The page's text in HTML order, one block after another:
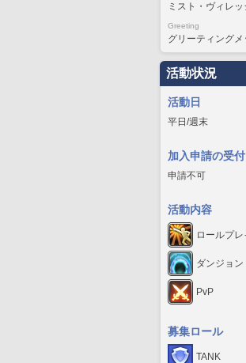
ミスト・ヴィレ
Greeting
グリーティングメ
活動状況
活動日
平日/週末
加入申請の受付
申請不可
活動内容
ロールプレ
ダンジョン
PvP
募集ロール
TANK